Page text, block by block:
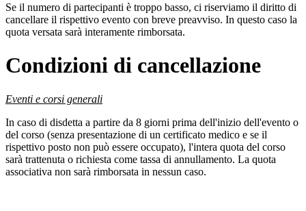
Se il numero di partecipanti è troppo basso, ci riserviamo il diritto di
cancellare il rispettivo evento con breve preavviso. In questo caso la
quota versata sarà interamente rimborsata.
Condizioni di cancellazione
Eventi e corsi generali
In caso di disdetta a partire da 8 giorni prima dell'inizio dell'evento o
del corso (senza presentazione di un certificato medico e se il
rispettivo posto non può essere occupato), l'intera quota del corso
sarà trattenuta o richiesta come tassa di annullamento. La quota
associativa non sarà rimborsata in nessun caso.